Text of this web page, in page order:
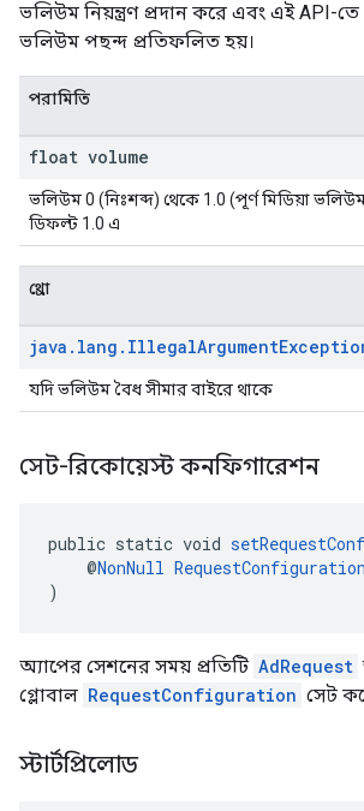
ভলিউম নিয়ন্ত্রণ প্রদান করে এবং এই API-
ভলিউম পছন্দ প্রতিফলিত হয়।
পরামিতি
float volume
ভলিউম 0 (নিঃশব্দ) থেকে 1.0 (পূর্ণ মিডিয়া ভলিউম)
ডিফল্ট 1.0 এ
থ্রো
java . lang . IllegalArgument
যদি ভলিউম বৈধ সীমার বাইরে থাকে
সেট-রিকোয়েস্ট কনফিগারেশন
public static void
@NonNull RequestConfiguration
)
অ্যাপের সেশনের সময় প্রতিটি AdRequest
গ্লোবাল RequestConfiguration সেট
স্টার্টপ্রিলোড